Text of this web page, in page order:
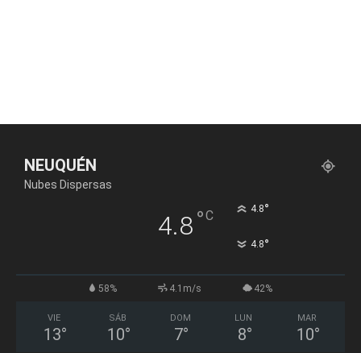
NEUQUÉN
Nubes Dispersas
4.8°C 4.8°
4.8°
58% 4.1m/s 42%
VIE
13°
SÁB
10°
DOM
7°
LUN
8°
MAR
10°